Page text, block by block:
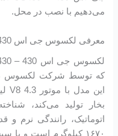
می‌دهیم با نصب در محل.
معرفی لکسوس جی اس 430 – GS430
اتوماتیک، رانندگی نرم
۱۶۷۰ کیلوگرم است و